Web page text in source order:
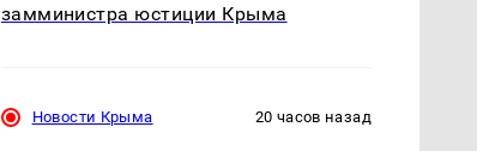
замминистра юстиции Крыма
Новости Крыма 20 часов назад